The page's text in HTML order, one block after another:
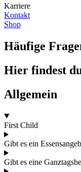
Karriere
Kontakt
Shop
Häufige
Hier findest
Allgemein
First Child
Gibt es ein
Gibt es eine